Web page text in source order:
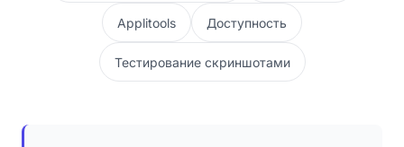
Applitools Доступность
Тестирование скриншотами